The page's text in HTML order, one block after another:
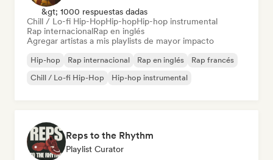
&gt; 1000 respuestas dadas
Chill / Lo-fi Hip-HopHip-hopHip-hop instrumental
Rap internacionalRap en inglés
Agregar artistas a mis playlists de mayor impacto
Hip-hop Rap internacional Rap en inglés
Rap francés
Chill / Lo-fi Hip-Hop
Hip-hop instrumental
Reps to the Rhythm
Playlist Curator